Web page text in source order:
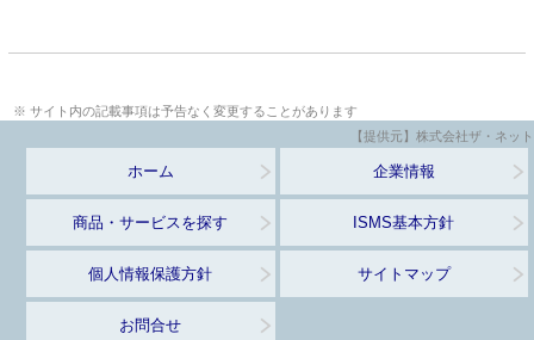
※ サイト内の記載事項は予告なく変更することがあります
【提供元】株式会社ザ・ネット
ホーム 企業情報
商品・サービスを探す ISMS基本方針
個人情報保護方針 サイトマップ
お問合せ